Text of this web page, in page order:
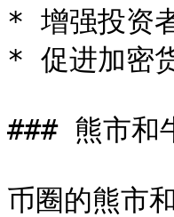
* 增强投资
* 促进加密
### 熊市和
币圈的熊市